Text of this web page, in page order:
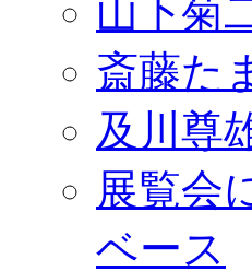
山下菊
斎藤た
及川尊
展覧会
ベース